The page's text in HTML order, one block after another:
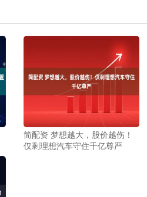
简配资 梦想越大，股价越伤！
仅剩理想汽车守住千亿尊严